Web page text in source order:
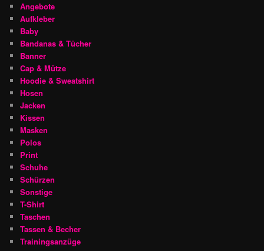
Angebote
Aufkleber
Baby
Bandanas & Tücher
Banner
Cap & Mütze
Hoodie & Sweatshirt
Hosen
Jacken
Kissen
Masken
Polos
Print
Schuhe
Schürzen
Sonstige
T-Shirt
Taschen
Tassen & Becher
Trainingsanzüge